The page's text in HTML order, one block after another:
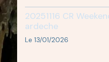
20251116 CR
ardeche
Le 13/01/2026